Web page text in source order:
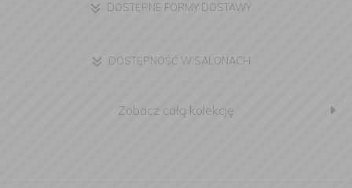
DOSTĘPNE FORMY DOSTAWY
DOSTĘPNOŚĆ W SALONACH
Zobacz całą kolekcję